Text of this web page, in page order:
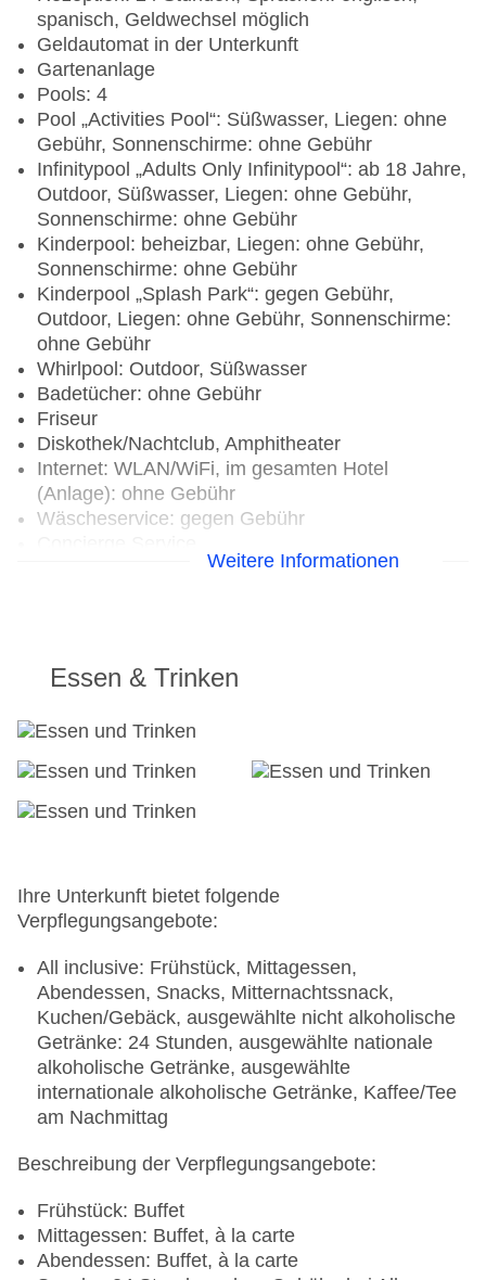
spanisch, Geldwechsel möglich
Geldautomat in der Unterkunft
Gartenanlage
Pools: 4
Pool „Activities Pool“: Süßwasser, Liegen: ohne
Gebühr, Sonnenschirme: ohne Gebühr
Infinitypool „Adults Only Infinitypool“: ab 18 Jahre,
Outdoor, Süßwasser, Liegen: ohne Gebühr,
Sonnenschirme: ohne Gebühr
Kinderpool: beheizbar, Liegen: ohne Gebühr,
Sonnenschirme: ohne Gebühr
Kinderpool „Splash Park“: gegen Gebühr,
Outdoor, Liegen: ohne Gebühr, Sonnenschirme:
ohne Gebühr
Whirlpool: Outdoor, Süßwasser
Badetücher: ohne Gebühr
Friseur
Diskothek/Nachtclub, Amphitheater
Internet: WLAN/WiFi, im gesamten Hotel
(Anlage): ohne Gebühr
Wäscheservice: gegen Gebühr
Zahlungsarten: TUI Card / VISA, MasterCard,
Landeskategorie: 5 Sterne
Weitere Informationen
Essen & Trinken
Ihre Unterkunft bietet folgende
Verpflegungsangebote:
All inclusive: Frühstück, Mittagessen,
Abendessen, Snacks, Mitternachtssnack,
Kuchen/Gebäck, ausgewählte nicht alkoholische
Getränke: 24 Stunden, ausgewählte nationale
alkoholische Getränke, ausgewählte
internationale alkoholische Getränke, Kaffee/Tee
am Nachmittag
Beschreibung der Verpflegungsangebote:
Frühstück: Buffet
Mittagessen: Buffet, à la carte
Abendessen: Buffet, à la carte